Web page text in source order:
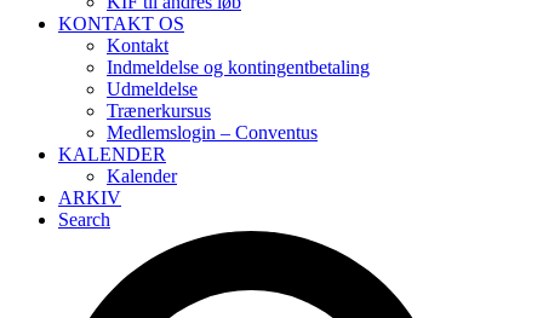
KONTAKT OS
Kontakt
Indmeldelse og kontingentbetaling
Udmeldelse
Trænerkursus
Medlemslogin – Conventus
KALENDER
Kalender
ARKIV
Search